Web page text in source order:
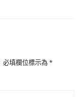
必填欄位標示為*